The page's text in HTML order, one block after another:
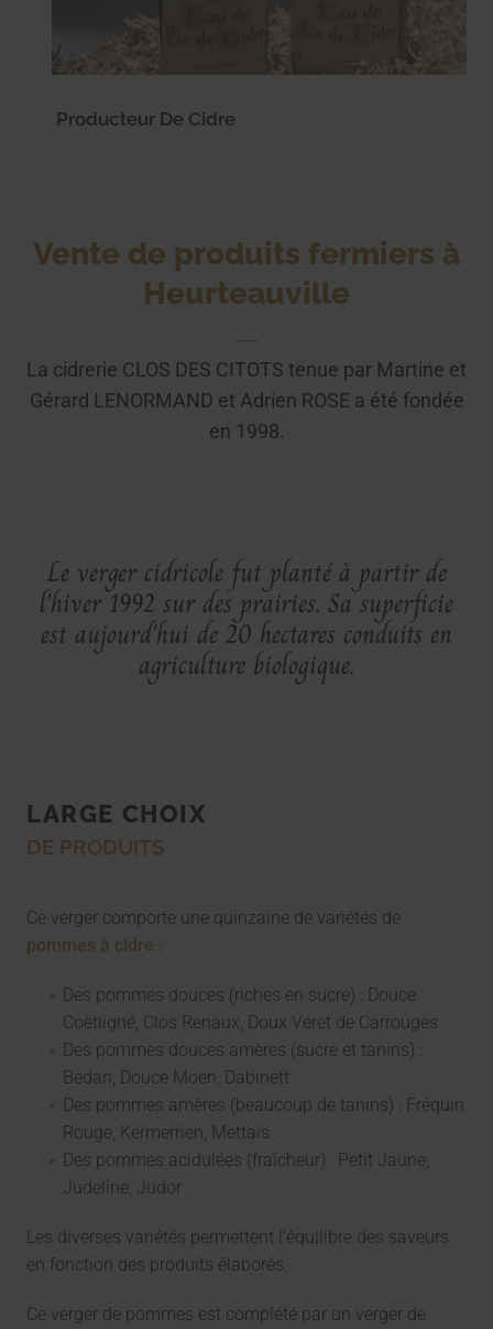
Vente de produits fermiers à
Heurteauville
La cidrerie CLOS DES CITOTS tenue par Martine et
Gérard LENORMAND et Adrien ROSE a été fondée
en 1998.
Le verger cidricole fut planté à partir de
l'hiver 1992 sur des prairies. Sa superficie
est aujourd'hui de 20 hectares conduits en
agriculture biologique.
LARGE CHOIX
DE PRODUITS
Ce verger comporte une quinzaine de variétés de
pommes à cidre :
Des pommes douces (riches en sucre) : Douce
Coëtligné, Clos Renaux, Doux Veret de Carrouges
Des pommes douces amères (sucre et tanins) :
Bedan, Douce Moen, Dabinett
Des pommes amères (beaucoup de tanins) : Fréquin
Rouge, Kermerrien, Mettais
Des pommes acidulées (fraîcheur) : Petit Jaune,
Judeline, Judor
Les diverses variétés permettent l'équilibre des saveurs
en fonction des produits élaborés.
Ce verger de pommes est complété par un verger de
Producteur De Cidre